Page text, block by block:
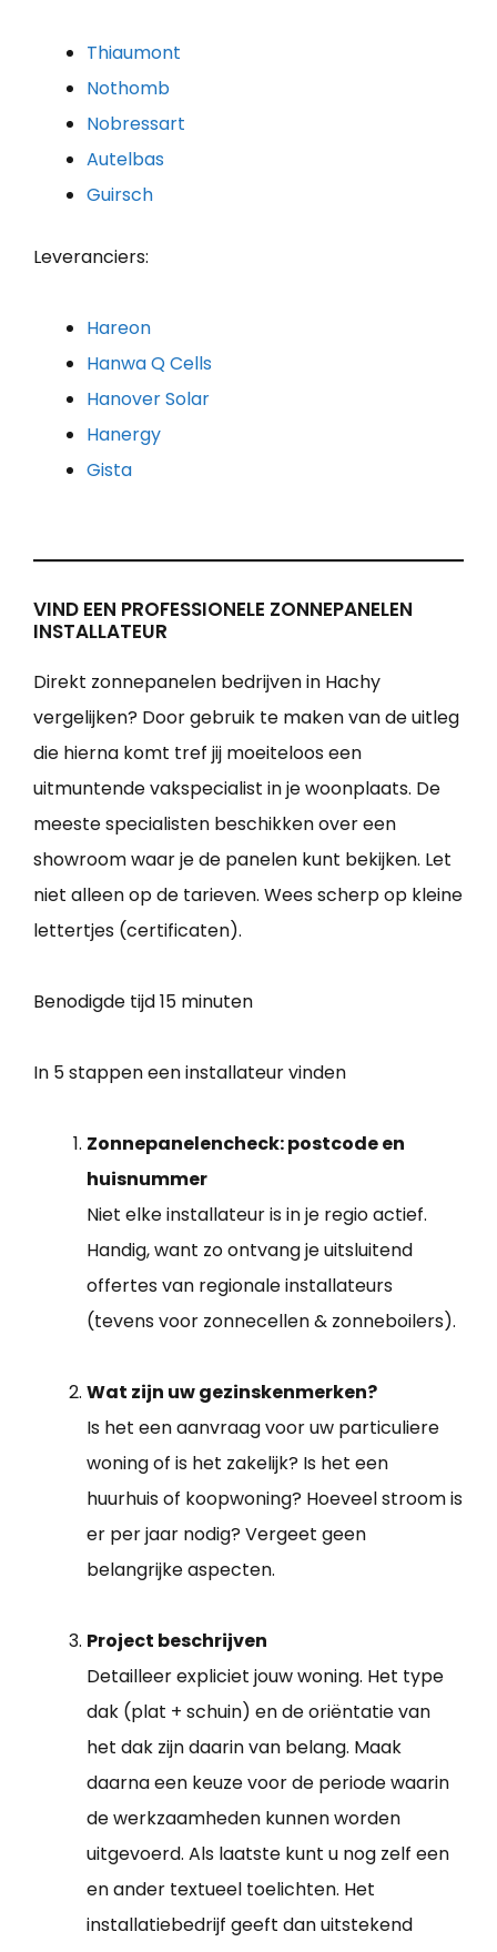
Thiaumont
Nothomb
Nobressart
Autelbas
Guirsch
Leveranciers:
Hareon
Hanwa Q Cells
Hanover Solar
Hanergy
Gista
VIND EEN PROFESSIONELE ZONNEPANELEN
INSTALLATEUR
Direkt zonnepanelen bedrijven in Hachy
vergelijken? Door gebruik te maken van de uitleg
die hierna komt tref jij moeiteloos een
uitmuntende vakspecialist in je woonplaats. De
meeste specialisten beschikken over een
showroom waar je de panelen kunt bekijken. Let
niet alleen op de tarieven. Wees scherp op kleine
lettertjes (certificaten).
Benodigde tijd15 minuten
In 5 stappen een installateur vinden
Zonnepanelencheck: postcode en
huisnummer
Niet elke installateur is in je regio actief.
Handig, want zo ontvang je uitsluitend
offertes van regionale installateurs
(tevens voor zonnecellen & zonneboilers).
Wat zijn uw gezinskenmerken?
Is het een aanvraag voor uw particuliere
woning of is het zakelijk? Is het een
huurhuis of koopwoning? Hoeveel stroom is
er per jaar nodig? Vergeet geen
belangrijke aspecten.
Project beschrijven
Detailleer expliciet jouw woning. Het type
dak (plat + schuin) en de oriëntatie van
het dak zijn daarin van belang. Maak
daarna een keuze voor de periode waarin
de werkzaamheden kunnen worden
uitgevoerd. Als laatste kunt u nog zelf een
en ander textueel toelichten. Het
installatiebedrijf geeft dan uitstekend